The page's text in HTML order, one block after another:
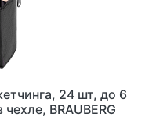
24 шт, до 6
BRAUBERG